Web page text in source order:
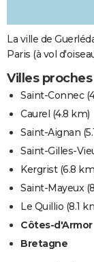
La ville de
Paris (à vol
Villes
Saint-Connec
Caurel (4.8 km)
Saint-Aignan
Saint-Gilles-
Kergrist(6.8
Saint-Mayeux
Le Quillio (8.1
Côtes-d'Armor
Bretagne